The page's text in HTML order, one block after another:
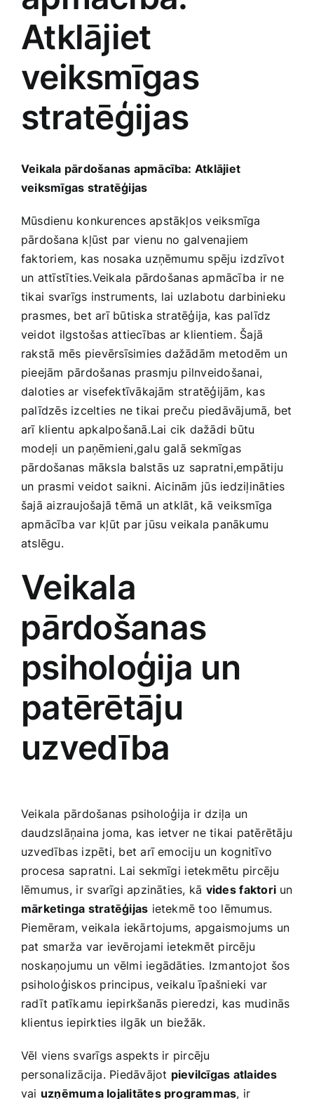
Jaunākie pārdevēji
Pirktākās preces
Raksti
Grāmatas
Gudrā māja
Mājai un remontam
Mājražotājiem
Mājsaimniecības preces
Mēbeles un interjers
Medicīnas preces
Mobilie telefoni, planšetdatori
Pakalpojumi
Pārtikas preces
Preces birojam
Preces pieaugušajiem
Rotaļlietas, bērnu preces
Smaržas, kosmētika
Sports, tūrisms un atpūta
TV un Sadzīves tehnika
Atklājiet
veiksmīgas
stratēģijas
Veikala pārdošanas apmācība: Atklājiet
veiksmīgas stratēģijas
Mūsdienu konkurences apstākļos veiksmīga
pārdošana kļūst par vienu no‌ galvenajiem
faktoriem, kas nosaka uzņēmumu spēju izdzīvot
un attīstīties.Veikala pārdošanas apmācība ⁢ir ne
tikai⁤ svarīgs instruments, lai uzlabotu darbinieku
prasmes, bet arī būtiska stratēģija, kas palīdz
veidot ilgstošas attiecības ar klientiem. Šajā
rakstā mēs⁤ pievērsīsimies dažādām metodēm un
pieejām pārdošanas prasmju pilnveidošanai,
daloties ar visefektīvākajām stratēģijām, kas
palīdzēs izcelties ne tikai⁢ preču⁤ piedāvājumā, bet
arī klientu apkalpošanā.Lai cik dažādi būtu
modeļi un paņēmieni,galu galā sekmīgas
pārdošanas māksla balstās uz sapratni,empātiju
un prasmi veidot saikni. Aicinām⁣ jūs iedziļināties
šajā aizraujošajā tēmā un atklāt, kā ⁢veiksmīga
apmācība var kļūt par jūsu veikala panākumu
atslēgu.
Veikala
⁢pārdošanas
psiholoģija un
patērētāju
uzvedība
Veikala pārdošanas psiholoģija ir dziļa un
daudzslāņaina joma, kas ietver ne tikai patērētāju
uzvedības izpēti, bet arī emociju un kognitīvo
procesa sapratni. Lai​ sekmīgi ⁢ietekmētu pircēju
lēmumus,⁢ ir svarīgi apzināties, kā‌ vides ⁢faktori un
mārketinga stratēģijas ietekmē too lēmumus.
Piemēram, veikala ⁢iekārtojums, apgaismojums un
pat smarža var ievērojami ietekmēt pircēju
noskaņojumu un vēlmi iegādāties. Izmantojot šos
psiholoģiskos principus, ⁣veikalu īpašnieki var
radīt patīkamu iepirkšanās pieredzi, kas mudinās
klientus iepirkties ilgāk un biežāk.
Vēl viens svarīgs aspekts ir pircēju
personalizācija. Piedāvājot pievilcīgas atlaides
vai uzņēmuma lojalitātes programmas, ir ​